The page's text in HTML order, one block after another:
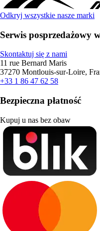
Odkryj wszystkie nasze marki
Serwis posprzedażowy
Skontaktuj się z nami
11 rue Bernard Maris
37270 Montlouis-sur-Loire,
+33 1 86 47 62 58
Bezpieczna płatność
Kupuj u nas bez obaw